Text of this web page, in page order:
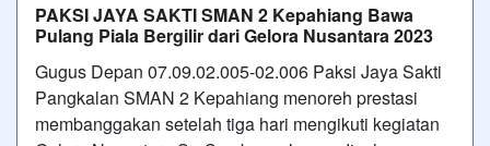
PAKSI JAYA SAKTI SMAN 2 Kepahiang Bawa
Pulang Piala Bergilir dari Gelora Nusantara 2023
Gugus Depan 07.09.02.005-02.006 Paksi Jaya Sakti
Pangkalan SMAN 2 Kepahiang menoreh prestasi
membanggakan setelah tiga hari mengikuti kegiatan